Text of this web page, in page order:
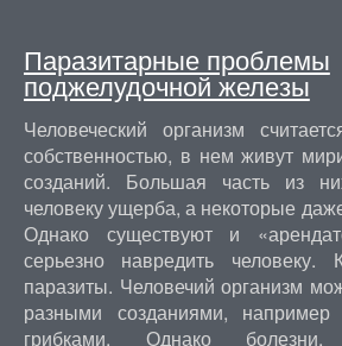
Паразитарные проблемы
поджелудочной железы
Человеческий организм
собственностью, в нем живут
созданий. Большая часть из
человеку ущерба, а некоторые
Однако существуют и
серьезно навредить человеку.
паразиты. Человечий организм
разными созданиями,
грибками. Однако болезни,